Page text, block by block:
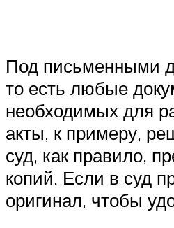
Под письменными
то есть любые
необходимых для
акты, к примеру,
суд, как правило,
копий. Если в суд
оригинал, чтобы